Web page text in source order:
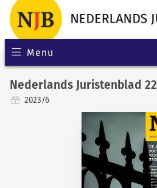
Menu
Nederlands Juristenblad 22
2023/6